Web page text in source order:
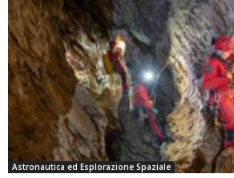
Astronautica ed Esplorazione Spaziale